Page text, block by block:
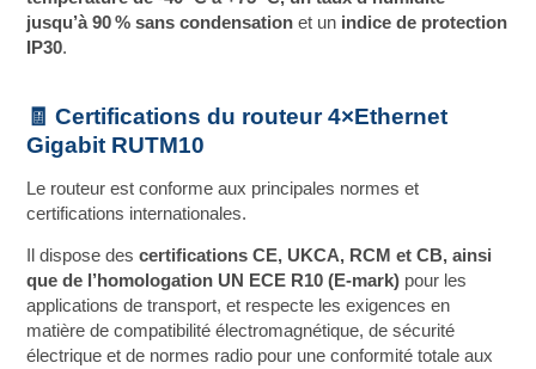
jusqu’à 90 % sans condensation et un indice de protection
IP30.
🧾 Certifications du routeur 4×Ethernet
Gigabit RUTM10
Le routeur est conforme aux principales normes et
certifications internationales.
Il dispose descertifications CE, UKCA, RCM et CB, ainsi
que de l’homologation UN ECE R10 (E‑mark) pour les
applications de transport, et respecte les exigences en
matière de compatibilité électromagnétique, de sécurité
électrique et de normes radio pour une conformité totale aux